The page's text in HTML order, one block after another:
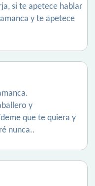
si te apetece hablar
y te apetece
y
que te quiera y
nunca..